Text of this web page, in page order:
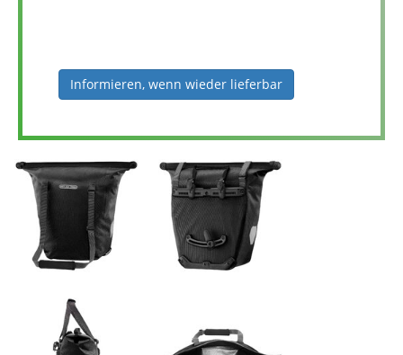
Informieren, wenn wieder lieferbar